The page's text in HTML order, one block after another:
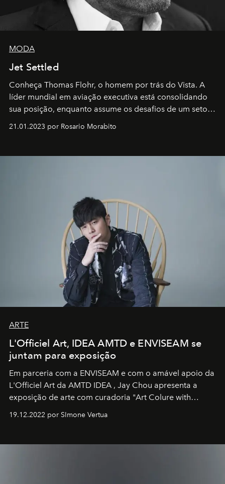
MODA
Jet Settled
Conheça Thomas Flohr, o homem por trás do Vista. A
líder mundial em aviação executiva está consolidando
sua posição, enquanto assume os desafios de um setor
em rápida evolução e redefinindo o conceito de luxo
21.01.2023 por Rosario Morabito
ARTE
L'Officiel Art, IDEA AMTD e ENVISEAM se
juntam para exposição
Em parceria com a ENVISEAM e com o amável apoio da
L'Officiel Art da AMTD IDEA , Jay Chou apresenta a
exposição de arte com curadoria "Art Colure with
19.12.2022 por SImone Vertua